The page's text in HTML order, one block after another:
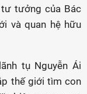
tưởng của Bác
và quan hệ hữu
tụ Nguyễn Ái
thế giới tìm con